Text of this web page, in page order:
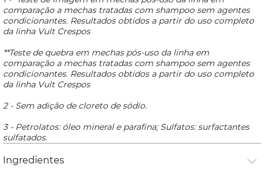
comparação a mechas tratadas com shampoo sem agentes
condicionantes. Resultados obtidos a partir do uso completo
da linha Vult Crespos
**Teste de quebra em mechas pós-uso da linha em
comparação a mechas tratadas com shampoo sem agentes
condicionantes. Resultados obtidos a partir do uso completo
da linha Vult Crespos
2 - Sem adição de cloreto de sódio.
3 - Petrolatos: óleo mineral e parafina; Sulfatos: surfactantes
sulfatados.
Ingredientes